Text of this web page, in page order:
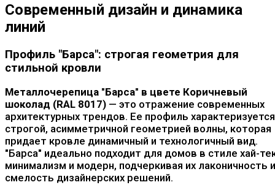
Современный дизайн и динамика
линий
Профиль "Барса": строгая геометрия для
стильной кровли
Металлочерепица "Барса" в цвете Коричневый
шоколад (RAL 8017) — это отражение современных
архитектурных трендов. Ее профиль характеризуется
строгой, асимметричной геометрией волны, которая
придает кровле динамичный и технологичный вид.
"Барса" идеально подходит для домов в стиле хай-
минимализм и модерн, подчеркивая их лаконичность и
смелость дизайнерских решений.